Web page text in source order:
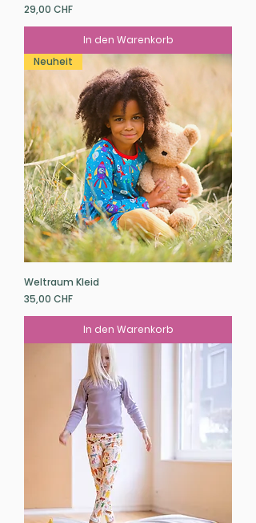
Preis
29,00 CHF
In den Warenkorb
Neuheit
Weltraum Kleid
Preis
35,00 CHF
In den Warenkorb